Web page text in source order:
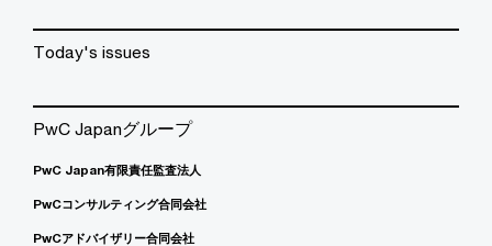
Today's issues
PwC Japanグループ
PwC Japan有限責任監査法人
PwCコンサルティング合同会社
PwCアドバイザリー合同会社